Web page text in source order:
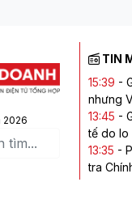
2026
TIN
15:39 -
nhưng
13:45 -
tế do lo
13:35 -
tra